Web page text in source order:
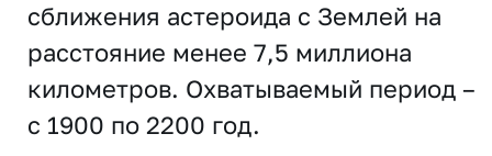
сближения астероида с Землей на
расстояние менее 7,5 миллиона
километров. Охватываемый период –
с 1900 по 2200 год.